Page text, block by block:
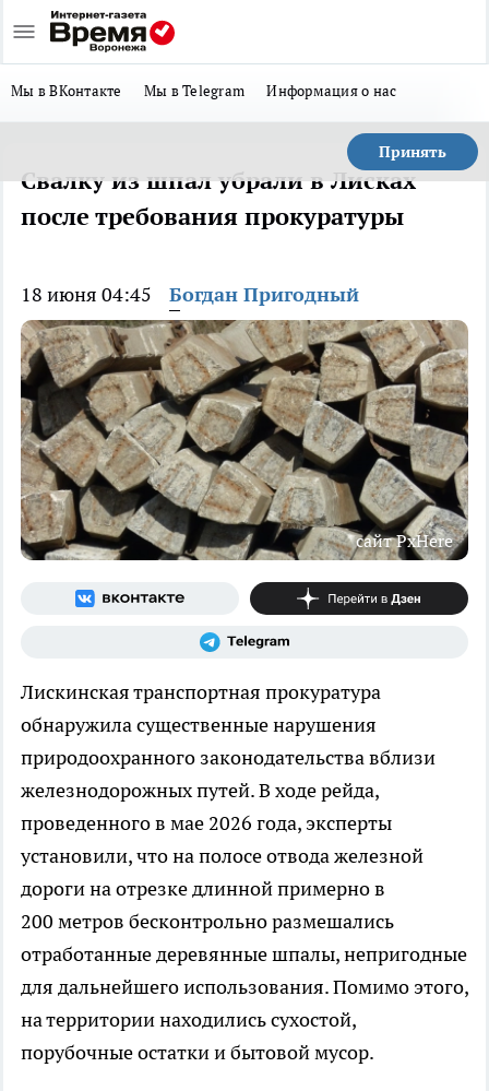
Мы в ВКонтакте Мы в Telegram Информация о нас
Принять
Свалку из шпал убрали в Лисках
после требования прокуратуры
18 июня 04:45 Богдан Пригодный
сайт PxHere
Лискинская транспортная прокуратура
обнаружила существенные нарушения
природоохранного законодательства вблизи
железнодорожных путей. В ходе рейда,
проведенного в мае 2026 года, эксперты
установили, что на полосе отвода железной
дороги на отрезке длинной примерно в
200 метров бесконтрольно размешались
отработанные деревянные шпалы, непригодные
для дальнейшего использования. Помимо этого,
на территории находились сухостой,
порубочные остатки и бытовой мусор.